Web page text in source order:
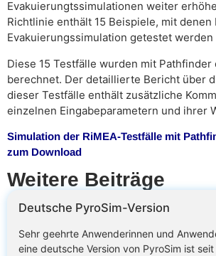
Evakuierungtssimulationen weiter
Richtlinie enthält 15 Beispiele, mit denen
Evakuierungssimulation getestet werden
Diese 15 Testfälle wurden mit
berechnet. Der detaillierte Bericht über
dieser Testfälle enthält zusätzliche
einzelnen Eingabeparametern und ihrer
Simulation der RiMEA-Testfälle mit
zum Download
Weitere Beiträge
Deutsche PyroSim-Version
Sehr geehrte Anwenderinnen und
eine deutsche Version von PyroSim ist seit